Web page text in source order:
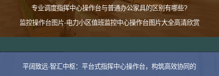
专业调度指挥中心操作台与普通办公家具的区别有哪些?
监控操作台图片-电力小区值班监控中心操作台图片大全高清欣赏
平阔致远·智汇中枢：平台式指挥中心操作台，构筑高效协同的